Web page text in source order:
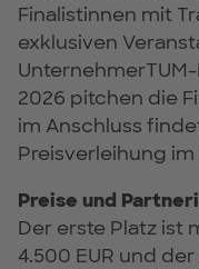
Finalistinnen mit
exklusiven
2026 pitchen die
im Anschluss
Preisverleihung
Preise und
Der erste Platz ist
4.500 EUR und